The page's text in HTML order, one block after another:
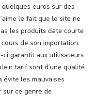
quelques euros sur des
le fait que le site ne
les produits date courte
de son importation.
ci garantit aux utilisateurs
tarif sont d’une qualité
évite les mauvaises
sur ce genre de